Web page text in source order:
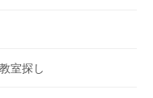
室探し